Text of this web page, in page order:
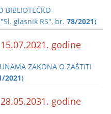
BIBLIOTEČKO-
glasnik RS", br.78/2021)
godine
ZAKONA O ZAŠTITI
2021)
godine